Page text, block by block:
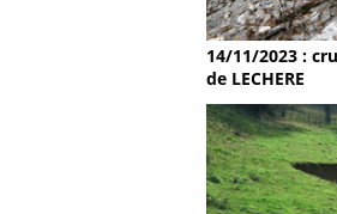
14/11/2023 :
de LECHERE